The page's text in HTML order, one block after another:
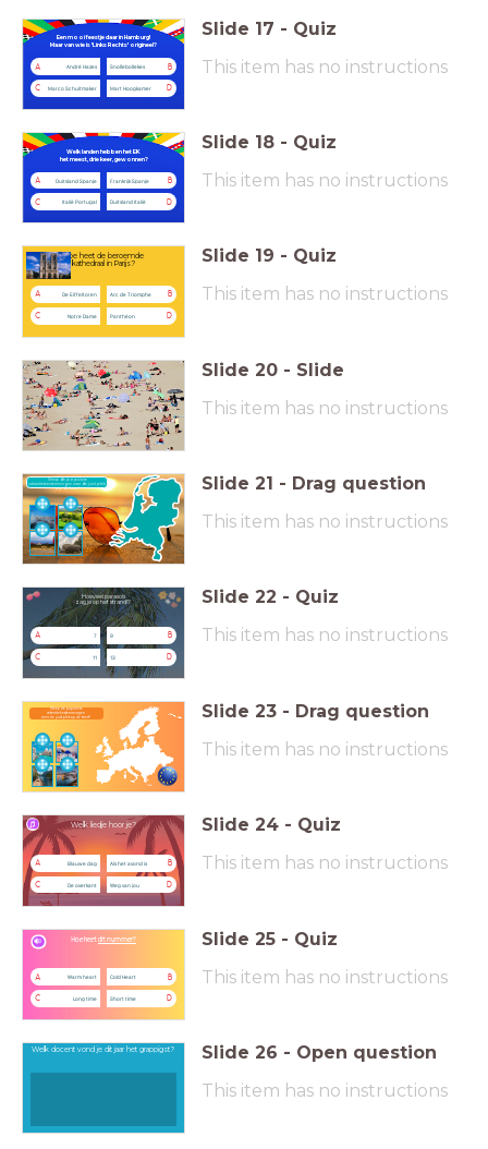
Een mooi feestje daar in Hamburg!
Maar van wie is 'Links Rechts' origineel?
A André Hazes B
Snollebollekes
C Marco Schuitmaker D
Mart Hoogkamer
Slide 17 - Quiz
This item has no instructions
Welk landen hebben het EK
het meest, drie keer, gewonnen?
A Duitsland Spanje B
Frankrijk Spanje
C Italië Portugal D
Duitsland Italië
Slide 18 - Quiz
This item has no instructions
Hoe heet de beroemde
kathedraal in Parijs?
A De Eiffeltoren B
Arc de Triomphe
C Notre Dame D
Panthéon
Slide 19 - Quiz
This item has no instructions
Slide 20 - Slide
This item has no instructions
Sleep de populaire
vakantiebestemmingen naar de juist plek
op de kaart!
Slide 21 - Drag question
This item has no instructions
Hoeveel parasols
zag je op het strand!?
A 7 B
9
C 11 D
13
Slide 22 - Quiz
This item has no instructions
Sleep de populaire
vakantiebestemmingen
naar de juist plek op de kaart!
Slide 23 - Drag question
This item has no instructions
Welk liedje hoor je?
A Blauwe dag B
Als het avond is
C De overkant D
Weg van jou
Slide 24 - Quiz
This item has no instructions
Hoe heetdit nummer?
A Warm heart B
Cold Heart
C Long time D
Short time
Slide 25 - Quiz
This item has no instructions
Welk docent vond je dit jaar het grappigst? Slide 26 - Open question
This item has no instructions